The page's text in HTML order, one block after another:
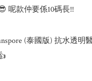
呢款仲要係10碼長!!
(泰國版) 抗水透明